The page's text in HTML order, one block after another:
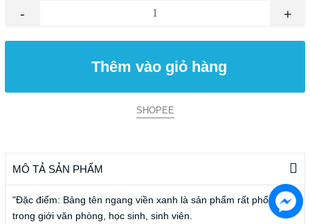
- +
Thêm vào giỏ hàng
SHOPEE
MÔ TẢ SẢN PHẨM
"Đặc điểm: Bảng tên ngang viền xanh là sản phẩm rất phổ biến
trong giới văn phòng, học sinh, sinh viên.